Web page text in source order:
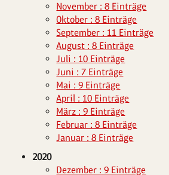
November : 8 Einträge
Oktober : 8 Einträge
September : 11 Einträge
August : 8 Einträge
Juli : 10 Einträge
Juni : 7 Einträge
Mai : 9 Einträge
April : 10 Einträge
März : 9 Einträge
Februar : 8 Einträge
Januar : 8 Einträge
2020
Dezember : 9 Einträge